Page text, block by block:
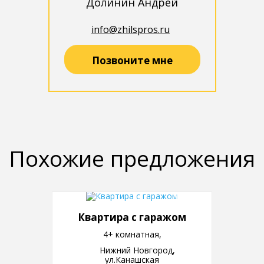
info@zhilspros.ru
Позвоните мне
Похожие предложения
Квартира с гаражом
4+ комнатная,
Нижний Новгород,
ул.Канашская